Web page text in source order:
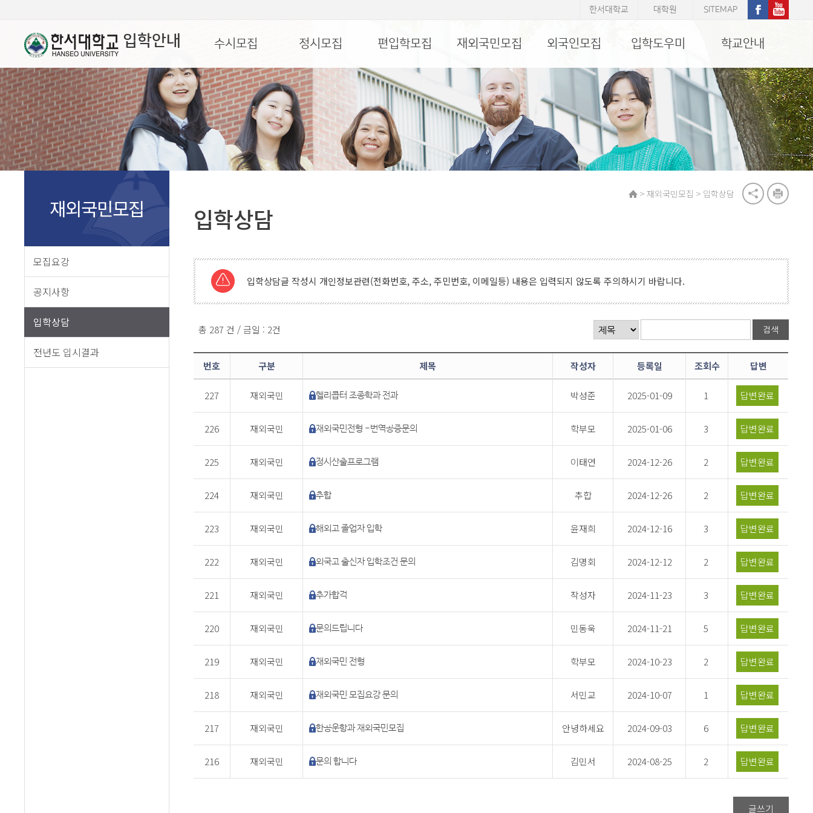
입학안내
한서대학교 대학원 SITEMAP
수시모집 정시모집 편입학모집 재외국민모집 외국인모집 입학도우미 학교안내
재외국민모집
모집요강
공지사항
입학상담
전년도 입시결과
> 재외국민모집 > 입학상담
입학상담
입학상담글 작성시 개인정보관련(전화번호, 주소, 주민번호, 이메일등) 내용은 입력되지 않도록 주의하시기 바랍니다.
총 287 건 / 금일 : 2건
번호 구분 제목 작성자 등록일 조회수 답변
227 재외국민 헬리콥터 조종학과 전과 박성준 2025-01-09 1 답변완료
226 재외국민 재외국민전형 -번역공증문의 학부모 2025-01-06 3 답변완료
225 재외국민 정시산출프로그램 이태연 2024-12-26 2 답변완료
224 재외국민 추합 추합 2024-12-26 2 답변완료
223 재외국민 해외고 졸업자 입학 윤재희 2024-12-16 3 답변완료
222 재외국민 외국고 출신자 입학조건 문의 김명회 2024-12-12 2 답변완료
221 재외국민 추가합격 작성자 2024-11-23 3 답변완료
220 재외국민 문의드립니다 민동욱 2024-11-21 5 답변완료
219 재외국민 재외국민 전형 학부모 2024-10-23 2 답변완료
218 재외국민 재외국민 모집요강 문의 서민교 2024-10-07 1 답변완료
217 재외국민 한공운항과 재외국민모집 안녕하세요 2024-09-03 6 답변완료
216 재외국민 문의 합니다 김민서 2024-08-25 2 답변완료
글쓰기